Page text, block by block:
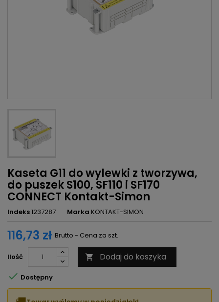
Kaseta G11 do wylewki z tworzywa,
do puszek S100, SF110 i SF170
CONNECT Kontakt-Simon
Indeks1237287 Marka KONTAKT-SIMON
116,73 zł Brutto - Cena za szt.
Ilość  Dodaj do koszyka
 Dostępny